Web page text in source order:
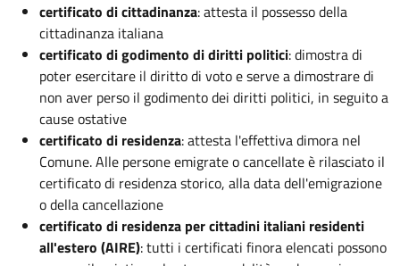
certificato di cittadinanza: attesta il possesso della
cittadinanza italiana
certificato di godimento di diritti politici: dimostra di
poter esercitare il diritto di voto e serve a dimostrare di
non aver perso il godimento dei diritti politici, in seguito a
cause ostative
certificato di residenza: attesta l'effettiva dimora nel
Comune. Alle persone emigrate o cancellate è rilasciato il
certificato di residenza storico, alla data dell'emigrazione
o della cancellazione
certificato di residenza per cittadini italiani residenti
all'estero (AIRE): tutti i certificati finora elencati possono